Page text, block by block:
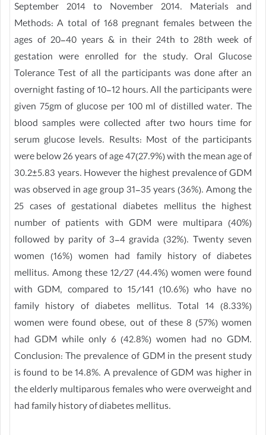
September 2014 to November 2014. Materials and
Methods: A total of 168 pregnant females between the
ages of 20-40 years & in their 24th to 28th week of
gestation were enrolled for the study. Oral Glucose
Tolerance Test of all the participants was done after an
overnight fasting of 10-12 hours. All the participants were
given 75gm of glucose per 100 ml of distilled water. The
blood samples were collected after two hours time for
serum glucose levels. Results: Most of the participants
were below 26 years of age 47(27.9%) with the mean age of
30.2±5.83 years. However the highest prevalence of GDM
was observed in age group 31-35 years (36%). Among the
25 cases of gestational diabetes mellitus the highest
number of patients with GDM were multipara (40%)
followed by parity of 3-4 gravida (32%). Twenty seven
women (16%) women had family history of diabetes
mellitus. Among these 12/27 (44.4%) women were found
with GDM, compared to 15/141 (10.6%) who have no
family history of diabetes mellitus. Total 14 (8.33%)
women were found obese, out of these 8 (57%) women
had GDM while only 6 (42.8%) women had no GDM.
Conclusion: The prevalence of GDM in the present study
is found to be 14.8%. A prevalence of GDM was higher in
the elderly multiparous females who were overweight and
had family history of diabetes mellitus.